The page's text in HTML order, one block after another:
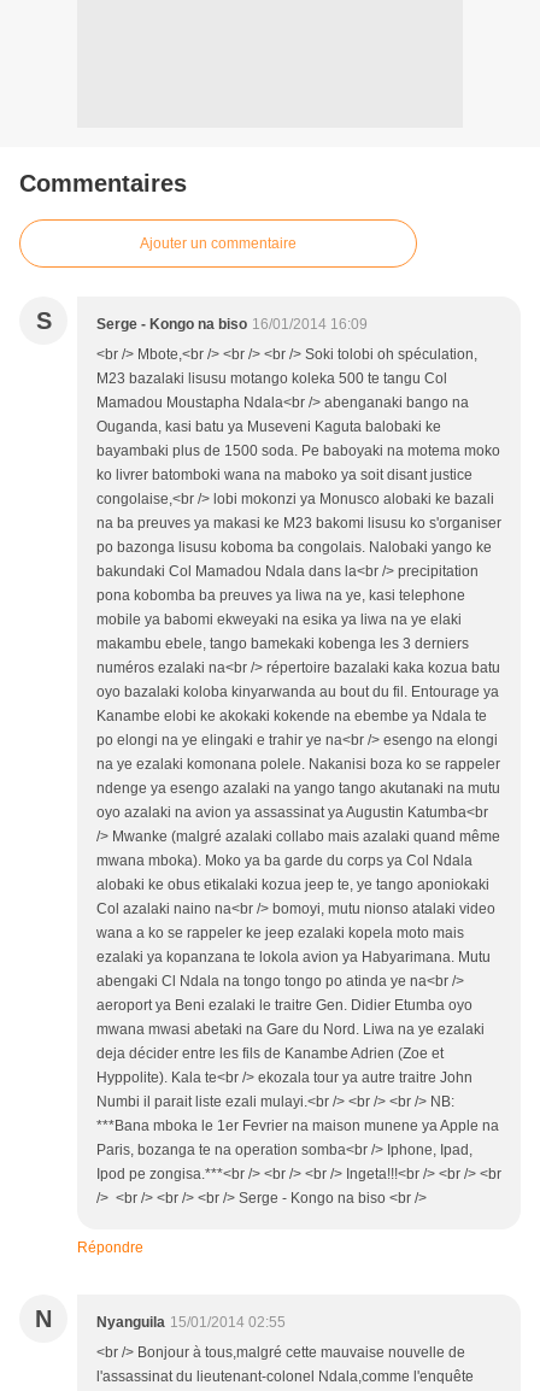
Commentaires
Ajouter un commentaire
S Serge - Kongo na biso 16/01/2014 16:09
<br /> Mbote,<br /> <br /> <br /> Soki tolobi oh spéculation,
M23 bazalaki lisusu motango koleka 500 te tangu Col
Mamadou Moustapha Ndala<br /> abenganaki bango na
Ouganda, kasi batu ya Museveni Kaguta balobaki ke
bayambaki plus de 1500 soda. Pe baboyaki na motema moko
ko livrer batomboki wana na maboko ya soit disant justice
congolaise,<br /> lobi mokonzi ya Monusco alobaki ke bazali
na ba preuves ya makasi ke M23 bakomi lisusu ko s'organiser
po bazonga lisusu koboma ba congolais. Nalobaki yango ke
bakundaki Col Mamadou Ndala dans la<br /> precipitation
pona kobomba ba preuves ya liwa na ye, kasi telephone
mobile ya babomi ekweyaki na esika ya liwa na ye elaki
makambu ebele, tango bamekaki kobenga les 3 derniers
numéros ezalaki na<br /> répertoire bazalaki kaka kozua batu
oyo bazalaki koloba kinyarwanda au bout du fil. Entourage ya
Kanambe elobi ke akokaki kokende na ebembe ya Ndala te
po elongi na ye elingaki e trahir ye na<br /> esengo na elongi
na ye ezalaki komonana polele. Nakanisi boza ko se rappeler
ndenge ya esengo azalaki na yango tango akutanaki na mutu
oyo azalaki na avion ya assassinat ya Augustin Katumba<br
/> Mwanke (malgré azalaki collabo mais azalaki quand même
mwana mboka). Moko ya ba garde du corps ya Col Ndala
alobaki ke obus etikalaki kozua jeep te, ye tango aponiokaki
Col azalaki naino na<br /> bomoyi, mutu nionso atalaki video
wana a ko se rappeler ke jeep ezalaki kopela moto mais
ezalaki ya kopanzana te lokola avion ya Habyarimana. Mutu
abengaki Cl Ndala na tongo tongo po atinda ye na<br />
aeroport ya Beni ezalaki le traitre Gen. Didier Etumba oyo
mwana mwasi abetaki na Gare du Nord. Liwa na ye ezalaki
deja décider entre les fils de Kanambe Adrien (Zoe et
Hyppolite). Kala te<br /> ekozala tour ya autre traitre John
Numbi il parait liste ezali mulayi.<br /> <br /> <br /> NB:
***Bana mboka le 1er Fevrier na maison munene ya Apple na
Paris, bozanga te na operation somba<br /> Iphone, Ipad,
Ipod pe zongisa.***<br /> <br /> <br /> Ingeta!!!<br /> <br /> <br
/> <br /> <br /> <br /> Serge - Kongo na biso <br />
Répondre
N Nyanguila 15/01/2014 02:55
<br /> Bonjour à tous,malgré cette mauvaise nouvelle de
l'assassinat du lieutenant-colonel Ndala,comme l'enquête